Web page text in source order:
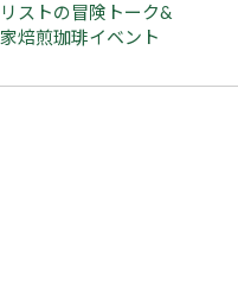
ストの冒険トーク&
焙煎珈琲イベント